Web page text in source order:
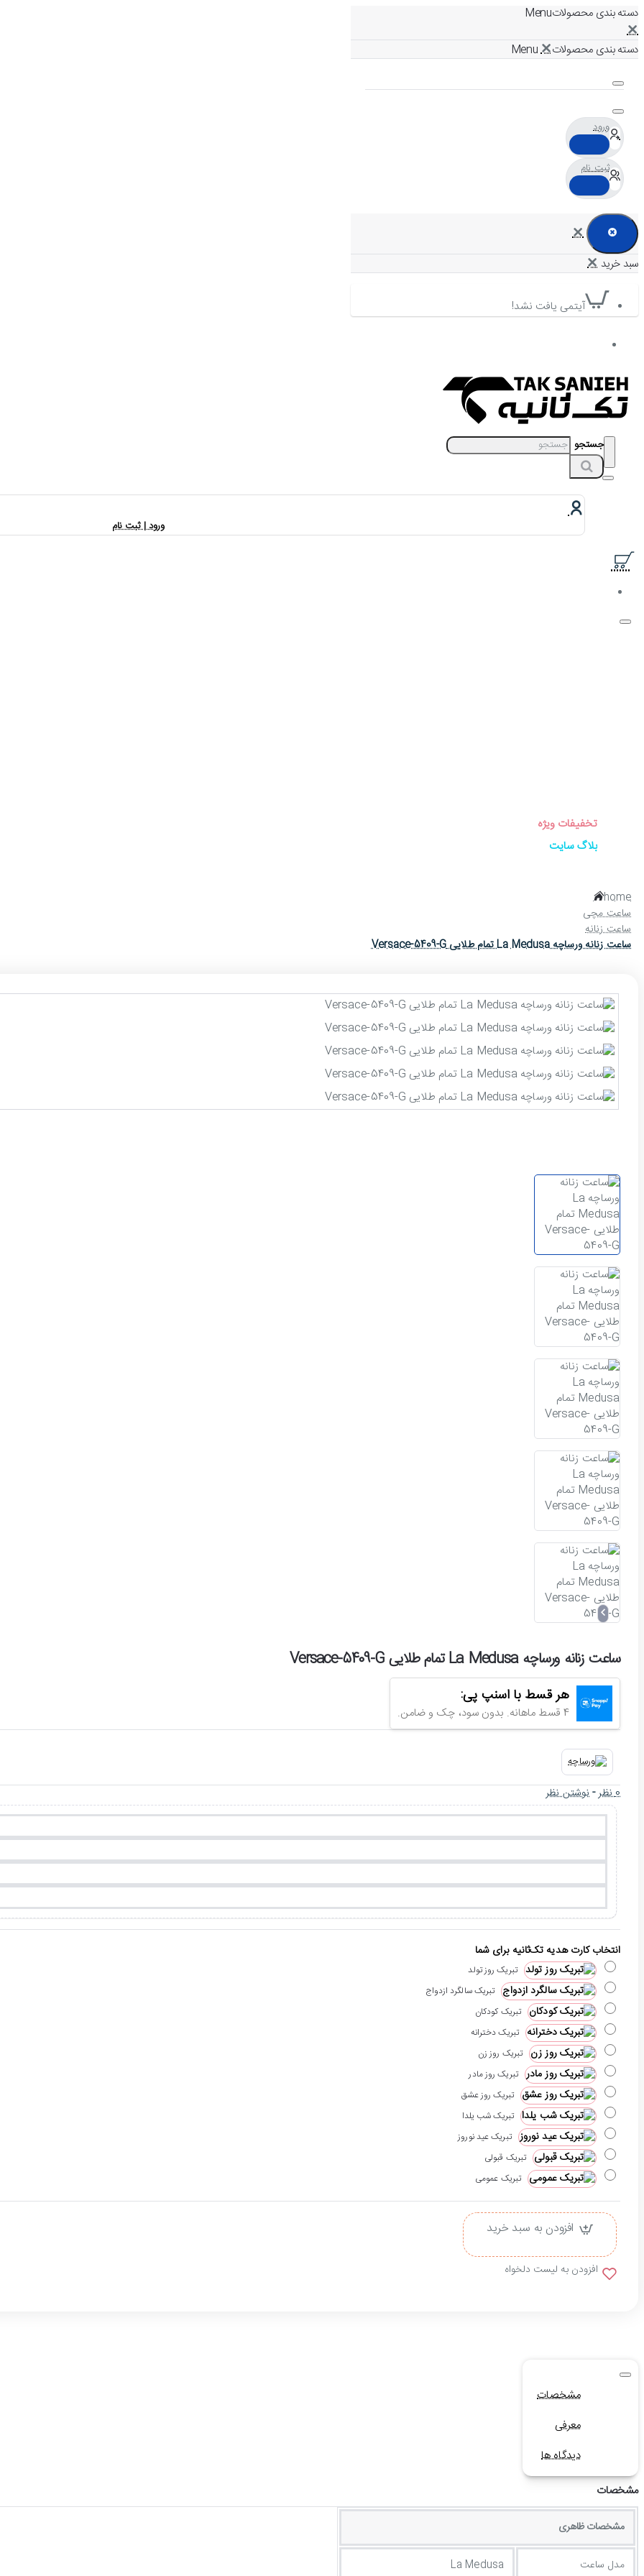
دسته بندی محصولات
دسته بندی محصولات
ورود
ثبت نام
آیتمی یافت نشد!
جستجو
ورود | ثبت نام
تخفیفات ویژه
بلاگ سایت
home
ساعت مچی
ساعت زنانه
ساعت زنانه ورساچه La Medusa تمام طلایی Versace-5409-G
ساعت زنانه ورساچه La Medusa تمام طلایی Versace-5409-G
هر قسط با اسنپ پی:
4 قسط ماهانه. بدون سود، چک و ضامن.
0 نظر -نوشتن نظر
انتخاب کارت هدیه تک‌ثانیه برای شما
تبریک روز تولد
تبریک سالگرد ازدواج
تبریک کودکان
تبریک دخترانه
تبریک روز زن
تبریک روز مادر
تبریک روز عشق
تبریک شب یلدا
تبریک عید نوروز
تبریک قبولی
تبریک عمومی
افزودن به سبد خرید
افزودن به لیست دلخواه
مشخصات
معرفی
دیدگاه ها
مشخصات
مشخصات ظاهری
مدل ساعت La Medusa